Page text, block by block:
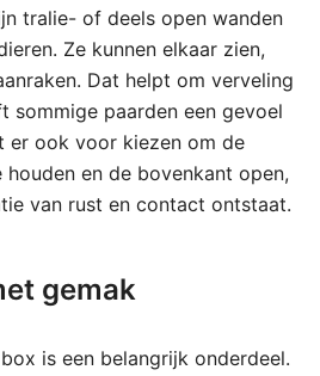
tralie- of deels open wanden
Ze kunnen elkaar zien,
Dat helpt om verveling
sommige paarden een gevoel
er ook voor kiezen om de
en de bovenkant open,
van rust en contact ontstaat.
gemak
is een belangrijk onderdeel.